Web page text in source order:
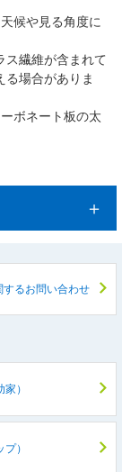
候や見る角度に
ス繊維が含まれて
る場合がありま
ボネート板の太
するお問い合わせ
）
）